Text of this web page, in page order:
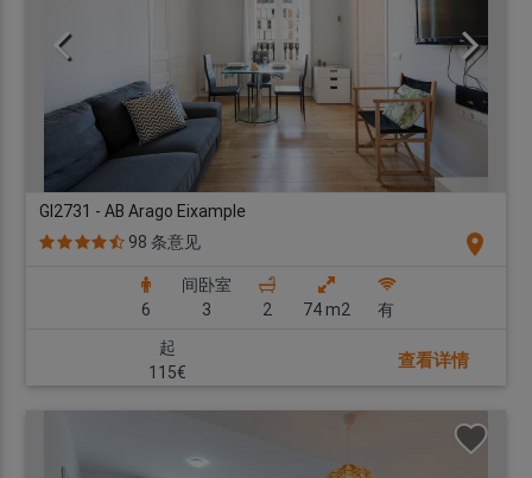
GI2731 - AB Arago Eixample
98 条意见
location_on
6
间卧室
3
2 74 m2
有
起
115€
查看详情